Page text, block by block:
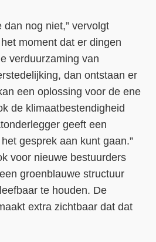
dan nog niet,” vervolgt
moment dat er dingen
verduurzaming van
dan ontstaan er
een oplossing voor de ene
de klimaatbestendigheid
geeft een
gesprek aan kunt gaan.”
voor nieuwe bestuurders
groenblauwe structuur
te houden. De
extra zichtbaar dat dat